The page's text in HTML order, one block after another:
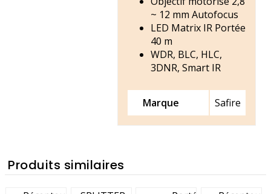
~ 12 mm Autofocus
LED Matrix IR Portée
40 m
WDR, BLC, HLC,
3DNR, Smart IR
Marque Safire
Produits similaires